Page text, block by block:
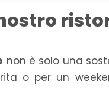
non è solo una
o per un